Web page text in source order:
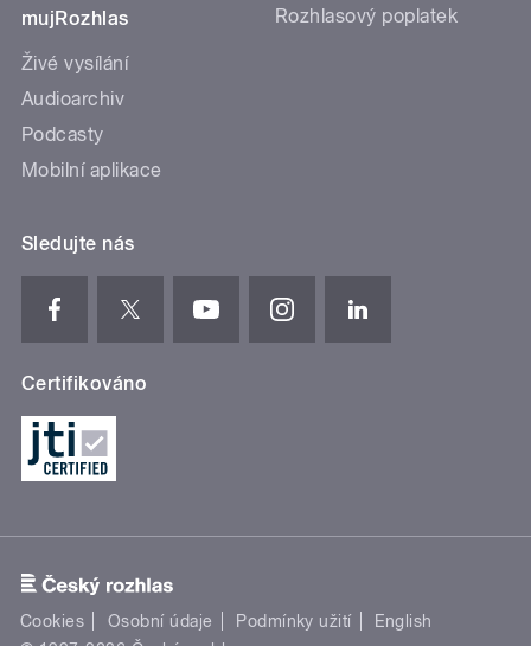
mujRozhlas
Živé vysílání
Audioarchiv
Podcasty
Mobilní aplikace
Rozhlasový poplatek
Sledujte nás
Certifikováno
Cookies Osobní údaje Podmínky užití
English